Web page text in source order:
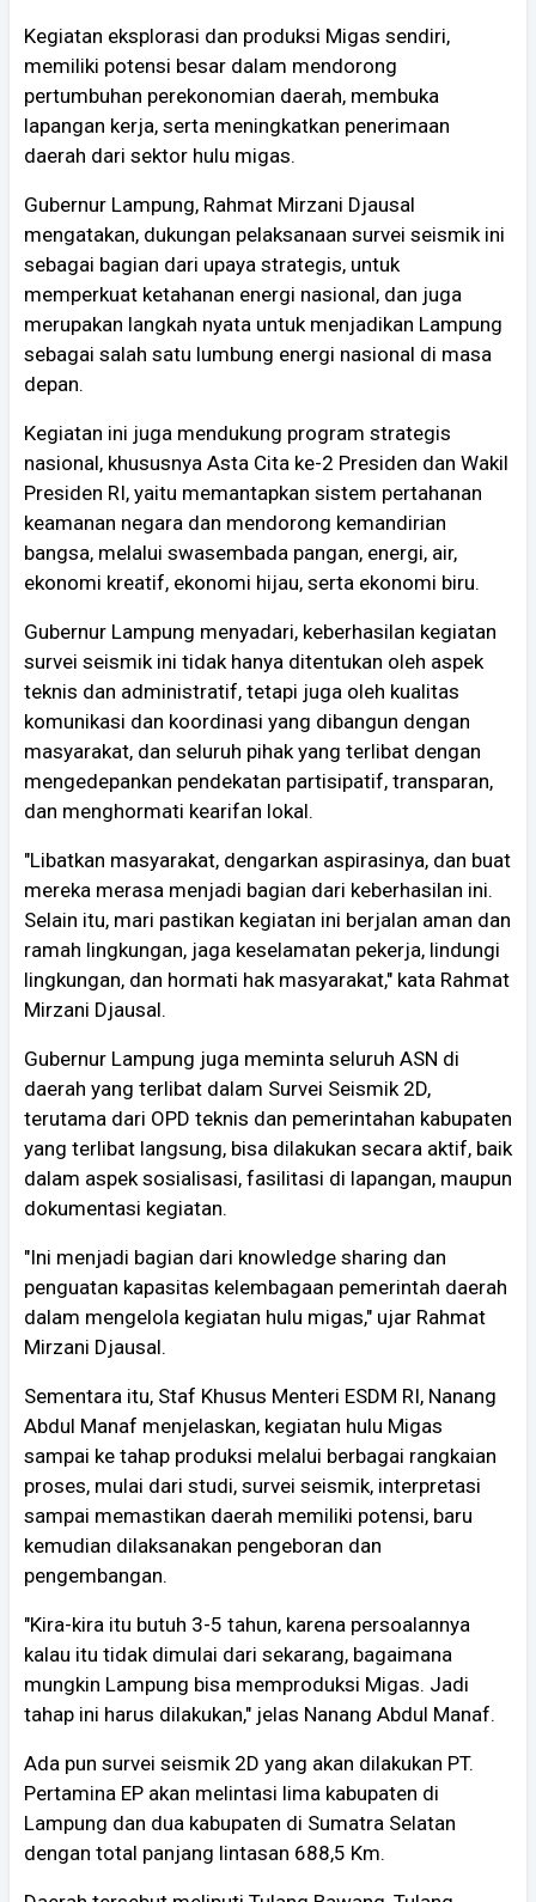
Kegiatan eksplorasi dan produksi Migas sendiri,
memiliki potensi besar dalam mendorong
pertumbuhan perekonomian daerah, membuka
lapangan kerja, serta meningkatkan penerimaan
daerah dari sektor hulu migas.
Gubernur Lampung, Rahmat Mirzani Djausal
mengatakan, dukungan pelaksanaan survei seismik ini
sebagai bagian dari upaya strategis, untuk
memperkuat ketahanan energi nasional, dan juga
merupakan langkah nyata untuk menjadikan Lampung
sebagai salah satu lumbung energi nasional di masa
depan.
Kegiatan ini juga mendukung program strategis
nasional, khususnya Asta Cita ke-2 Presiden dan Wakil
Presiden RI, yaitu memantapkan sistem pertahanan
keamanan negara dan mendorong kemandirian
bangsa, melalui swasembada pangan, energi, air,
ekonomi kreatif, ekonomi hijau, serta ekonomi biru.
Gubernur Lampung menyadari, keberhasilan kegiatan
survei seismik ini tidak hanya ditentukan oleh aspek
teknis dan administratif, tetapi juga oleh kualitas
komunikasi dan koordinasi yang dibangun dengan
masyarakat, dan seluruh pihak yang terlibat dengan
mengedepankan pendekatan partisipatif, transparan,
dan menghormati kearifan lokal.
"Libatkan masyarakat, dengarkan aspirasinya, dan buat
mereka merasa menjadi bagian dari keberhasilan ini.
Selain itu, mari pastikan kegiatan ini berjalan aman dan
ramah lingkungan, jaga keselamatan pekerja, lindungi
lingkungan, dan hormati hak masyarakat," kata Rahmat
Mirzani Djausal.
Gubernur Lampung juga meminta seluruh ASN di
daerah yang terlibat dalam Survei Seismik 2D,
terutama dari OPD teknis dan pemerintahan kabupaten
yang terlibat langsung, bisa dilakukan secara aktif, baik
dalam aspek sosialisasi, fasilitasi di lapangan, maupun
dokumentasi kegiatan.
"Ini menjadi bagian dari knowledge sharing dan
penguatan kapasitas kelembagaan pemerintah daerah
dalam mengelola kegiatan hulu migas," ujar Rahmat
Mirzani Djausal.
Sementara itu, Staf Khusus Menteri ESDM RI, Nanang
Abdul Manaf menjelaskan, kegiatan hulu Migas
sampai ke tahap produksi melalui berbagai rangkaian
proses, mulai dari studi, survei seismik, interpretasi
sampai memastikan daerah memiliki potensi, baru
kemudian dilaksanakan pengeboran dan
pengembangan.
"Kira-kira itu butuh 3-5 tahun, karena persoalannya
kalau itu tidak dimulai dari sekarang, bagaimana
mungkin Lampung bisa memproduksi Migas. Jadi
tahap ini harus dilakukan," jelas Nanang Abdul Manaf.
Ada pun survei seismik 2D yang akan dilakukan PT.
Pertamina EP akan melintasi lima kabupaten di
Lampung dan dua kabupaten di Sumatra Selatan
dengan total panjang lintasan 688,5 Km.